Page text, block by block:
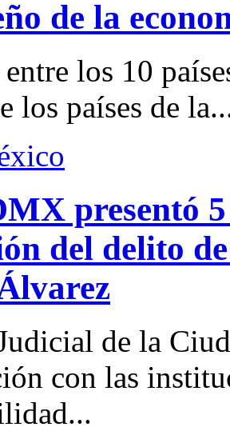
de la
los 10
los países de
presentó
del delito
de la
con las